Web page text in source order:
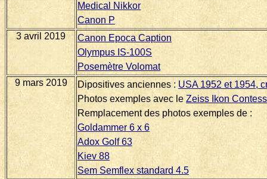
Medical Nikkor
Canon P
3 avril 2019
Canon Epoca Caption
Olympus IS-100S
Posemètre Volomat
9 mars 2019
Dipositives anciennes : USA 1952 et 1954,
Photos exemples avec le Zeiss Ikon
Remplacement des photos exemples de :
Goldammer 6 x 6
Adox Golf 63
Kiev 88
Sem Semflex standard 4.5